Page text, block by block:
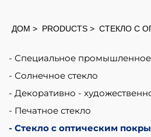
one
the
hardest
materials.
ДОМ PRODUCTS СТЕКЛО С
Специальное промышленное
Солнечное стекло
Декоративно -
Печатное стекло
Стекло с оптическим